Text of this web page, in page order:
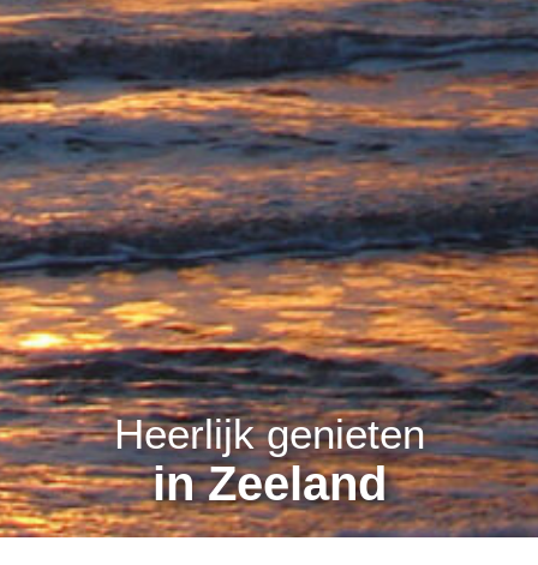
Heerlijk genieten
in Zeeland